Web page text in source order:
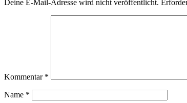
Deine E-Mail-Adresse wird nicht veröffentlicht.
Kommentar *
Name *